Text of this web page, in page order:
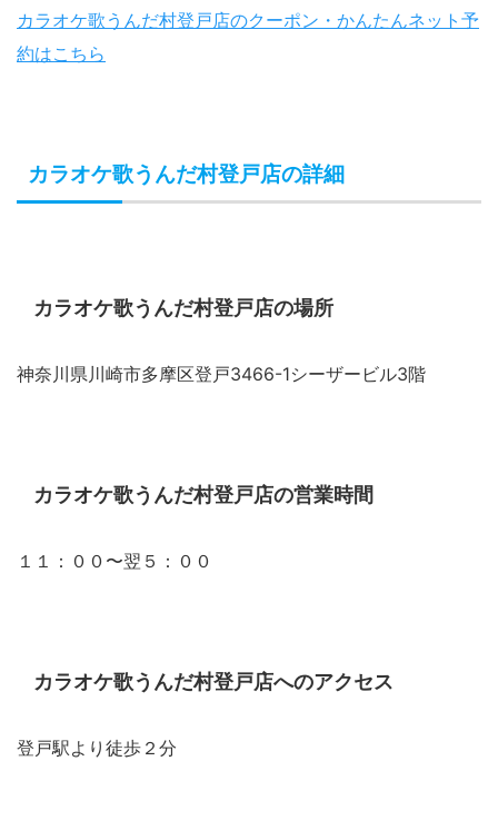
カラオケ歌うんだ村登戸店のクーポン・かんたんネット予
約はこちら
カラオケ歌うんだ村登戸店の詳細
カラオケ歌うんだ村登戸店の場所
神奈川県川崎市多摩区登戸3466-1シーザービル3階
カラオケ歌うんだ村登戸店の営業時間
１１：００〜翌５：００
カラオケ歌うんだ村登戸店へのアクセス
登戸駅より徒歩２分